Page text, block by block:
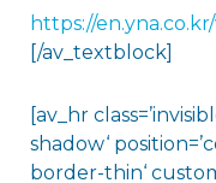
https://
[/av_textblock]
[av_hr
shadow‘
border-thin‘